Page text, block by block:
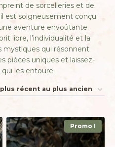
de sorcelleries et de
est soigneusement conçu
aventure envoûtante.
libre, l’individualité et la
mystiques qui résonnent
pièces uniques et laissez-
les entoure.
Promo !